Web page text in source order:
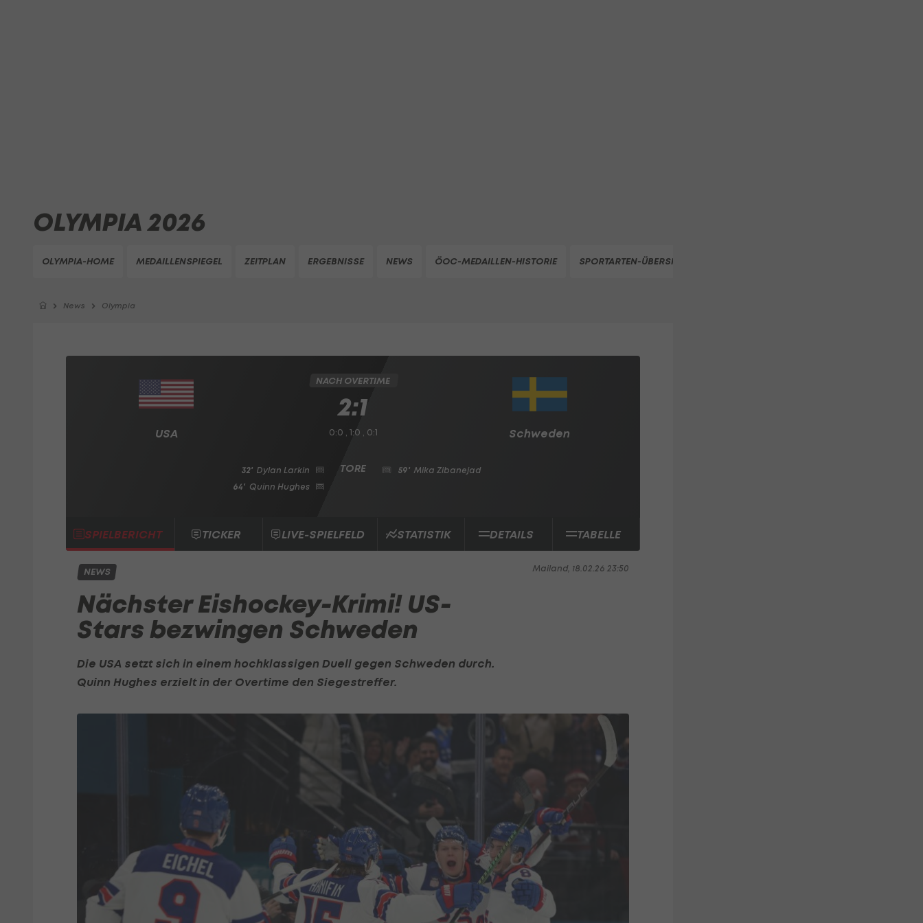
OLYMPIA 2026
OLYMPIA-HOME MEDAILLENSPIEGEL ZEITPLAN ERGEBNISSE NEWS ÖOC-MEDAILLEN-HISTORIE SPORTARTEN-ÜBERSICHT
News Olympia
USA Schweden
NACH OVERTIME
2:1
0:0 , 1:0 , 0:1
32' Dylan Larkin
64' Quinn Hughes
59' Mika Zibanejad
SPIELBERICHT TICKER LIVE-SPIELFELD STATISTIK DETAILS TABELLE
Mailand, 18.02.26 23:50
NEWS
Nächster Eishockey-Krimi! US-
Stars bezwingen Schweden
Die USA setzt sich in einem hochklassigen Duell gegen Schweden durch.
Quinn Hughes erzielt in der Overtime den Siegestreffer.